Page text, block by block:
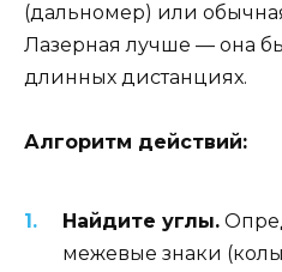
(дальномер) или
Лазерная лучше — она
длинных дистанциях.
Алгоритм действий:
Найдите углы.
межевые знаки